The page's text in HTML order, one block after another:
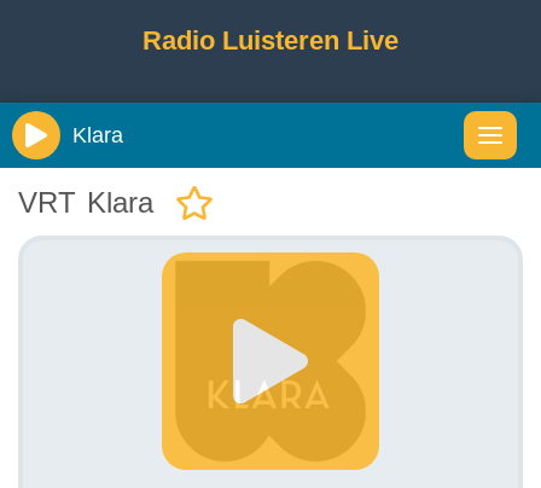
Radio Luisteren Live
Klara
VRT Klara